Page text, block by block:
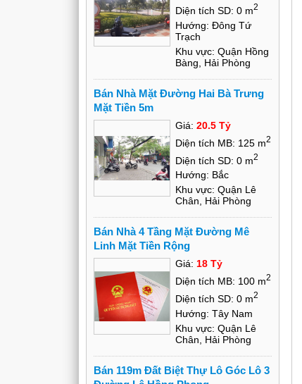
Diện tích SD: 0 m2
Hướng: Đông Tứ
Trạch
Khu vực: Quận Hồng
Bàng, Hải Phòng
Bán Nhà Mặt Đường Hai Bà Trưng
Mặt Tiền 5m
Giá:20.5 Tỷ
Diện tích MB: 125 m2
Diện tích SD: 0 m2
Hướng: Bắc
Khu vực: Quận Lê
Chân, Hải Phòng
Bán Nhà 4 Tầng Mặt Đường Mê
Linh Mặt Tiền Rộng
Giá:18 Tỷ
Diện tích MB: 100 m2
Diện tích SD: 0 m2
Hướng: Tây Nam
Khu vực: Quận Lê
Chân, Hải Phòng
Bán 119m Đất Biệt Thự Lô Góc Lô 3